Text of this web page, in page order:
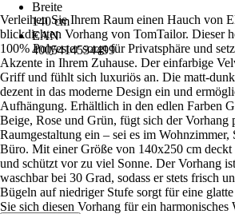
Breite
140 cm
EAN
4005414534499
Verleihen Sie Ihrem Raum einen Hauch von
blickdichten Vorhang von TomTailor. Dieser
100% Polyester sorgt für Privatsphäre und
Akzente in Ihrem Zuhause. Der einfarbige
Griff und fühlt sich luxuriös an. Die matt-
dezent in das moderne Design ein und
Aufhängung. Erhältlich in den edlen Farben
Beige, Rose und Grün, fügt sich der Vorhang
Raumgestaltung ein – sei es im Wohnzimmer,
Büro. Mit einer Größe von 140x250 cm deckt
und schützt vor zu viel Sonne. Der Vorhang
waschbar bei 30 Grad, sodass er stets frisch
Bügeln auf niedriger Stufe sorgt für eine
Sie sich diesen Vorhang für ein harmonisches